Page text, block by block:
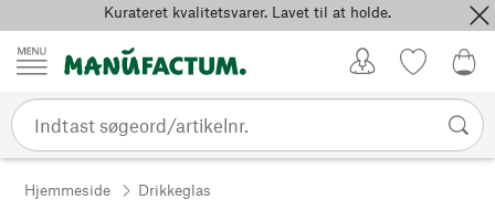
Spring til indholdKurateret kvalitetsvarer. Lavet til at holde.
Hjemmeside Drikkeglas